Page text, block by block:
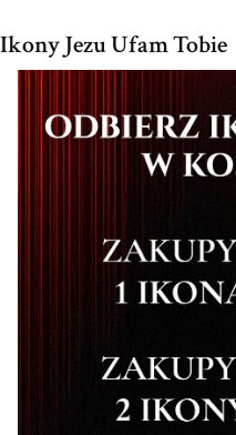
Ikony Jezu Ufam Tobie